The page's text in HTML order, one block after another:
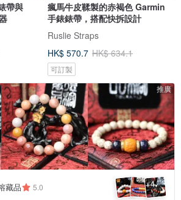
帶與
瘋馬牛皮鞣製的赤褐色 Garmin
手錶錶帶，搭配快拆設計
Ruslie Straps
HK$ 570.7 HK$ 634.1
可訂製
推廣
藏品 5.0 +4